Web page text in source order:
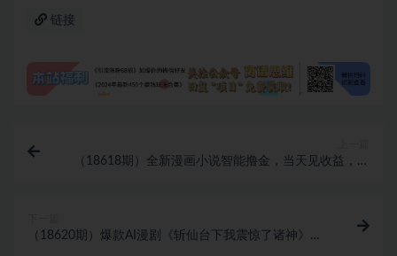
链接
（18618期）全新漫画小说智能撸金，当天见收益，轻
（18620期）爆款AI漫剧《斩仙台下我震惊了诸神》：